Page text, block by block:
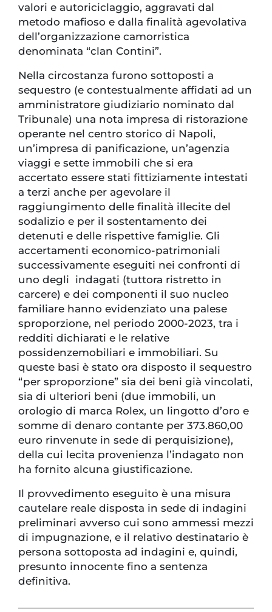
valori e autoriciclaggio, aggravati dal
metodo mafioso e dalla finalità agevolativa
dell’organizzazione camorristica
denominata “clan Contini”.
Nella circostanza furono sottoposti a
sequestro (e contestualmente affidati ad un
amministratore giudiziario nominato dal
Tribunale) una nota impresa di ristorazione
operante nel centro storico di Napoli,
un’impresa di panificazione, un’agenzia
viaggi e sette immobili che si era
accertato essere stati fittiziamente intestati
a terzi anche per agevolare il
raggiungimento delle finalità illecite del
sodalizio e per il sostentamento dei
detenuti e delle rispettive famiglie. Gli
accertamenti economico-patrimoniali
successivamente eseguiti nei confronti di
uno degli indagati (tuttora ristretto in
carcere) e dei componenti il suo nucleo
familiare hanno evidenziato una palese
sproporzione, nel periodo 2000-2023, tra i
redditi dichiarati e le relative
possidenzemobiliari e immobiliari. Su
queste basi è stato ora disposto il sequestro
“per sproporzione” sia dei beni già vincolati,
sia di ulteriori beni (due immobili, un
orologio di marca Rolex, un lingotto d’oro e
somme di denaro contante per 373.860,00
euro rinvenute in sede di perquisizione),
della cui lecita provenienza l’indagato non
ha fornito alcuna giustificazione.
Il provvedimento eseguito è una misura
cautelare reale disposta in sede di indagini
preliminari avverso cui sono ammessi mezzi
di impugnazione, e il relativo destinatario è
persona sottoposta ad indagini e, quindi,
presunto innocente fino a sentenza
definitiva.